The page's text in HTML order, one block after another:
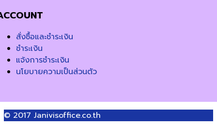
สั่งซื้อและชำระเงิน
ชำระเงิน
แจ้งการชำระเงิน
นโยบายความเป็นส่วนตัว
© 2017 Janivisoffice.co.th